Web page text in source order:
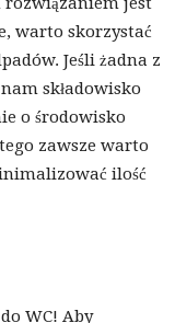
warto skorzystać
Jeśli żadna z
składowisko
o środowisko
zawsze warto
ilość
WC! Aby